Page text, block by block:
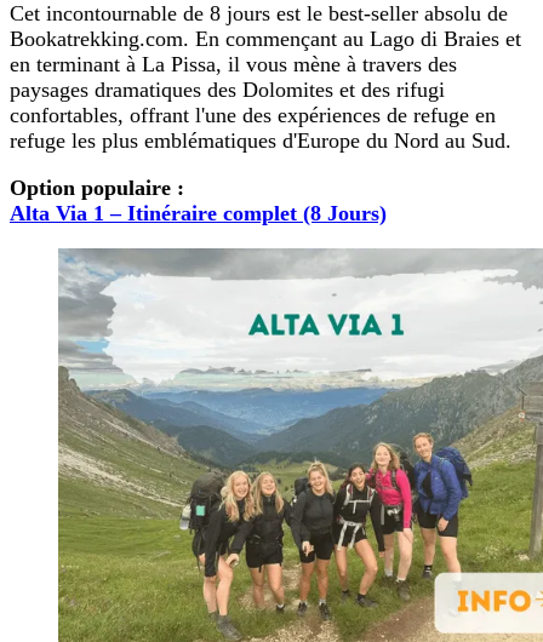
Cet incontournable de 8 jours est le best-seller absolu de
Bookatrekking.com. En commençant au Lago di Braies et
en terminant à La Pissa, il vous mène à travers des
paysages dramatiques des Dolomites et des rifugi
confortables, offrant l'une des expériences de refuge en
refuge les plus emblématiques d'Europe du Nord au Sud.
Option populaire :
Alta Via 1 – Itinéraire complet (8 Jours)